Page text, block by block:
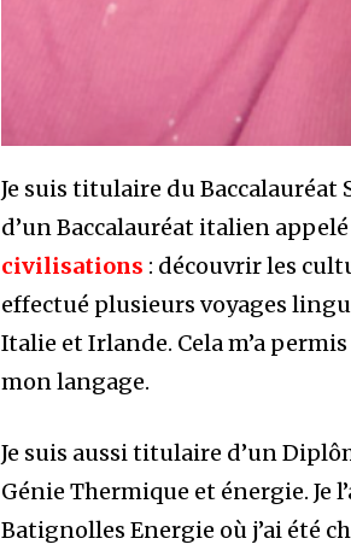
Je suis titulaire du Baccalauréat
d’un Baccalauréat italien appelé
civilisations : découvrir les
effectué plusieurs voyages
Italie et Irlande. Cela m’a
mon langage.
Je suis aussi titulaire d’un
Génie Thermique et énergie. Je
Batignolles Energie où j’ai été